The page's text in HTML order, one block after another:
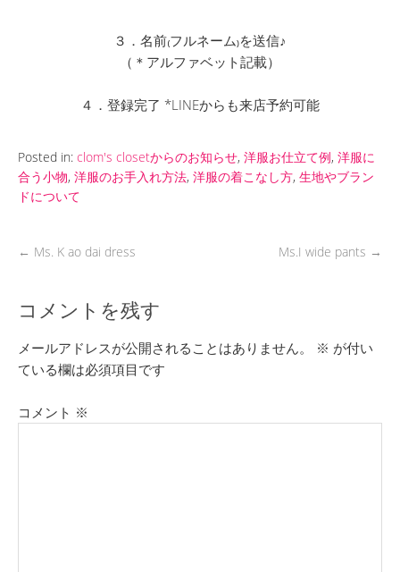
３．名前₍フルネーム₎を送信♪
（＊アルファベット記載）
４．登録完了 *LINEからも来店予約可能
Posted in: clom's closetからのお知らせ, 洋服お仕立て例, 洋服に
合う小物, 洋服のお手入れ方法, 洋服の着こなし方, 生地やブラン
ドについて
← Ms. K ao dai dress Ms.I wide pants →
コメントを残す
メールアドレスが公開されることはありません。 ※ が付い
ている欄は必須項目です
コメント ※